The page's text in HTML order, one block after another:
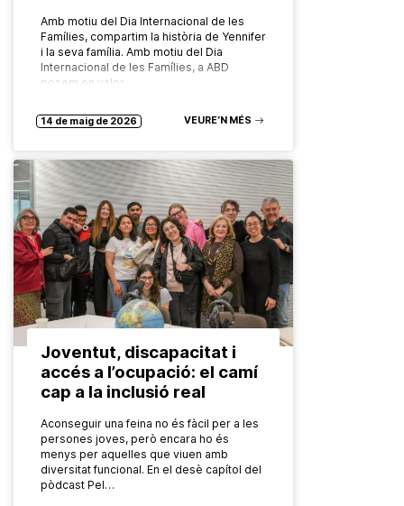
Amb motiu del Dia Internacional de les
Famílies, compartim la història de Yennifer
i la seva família. Amb motiu del Dia
Internacional de les Famílies, a ABD
posem en valor…
14 de maig de 2026 VEURE’N MÉS
Joventut, discapacitat i
accés a l’ocupació: el camí
cap a la inclusió real
Aconseguir una feina no és fàcil per a les
persones joves, però encara ho és
menys per aquelles que viuen amb
diversitat funcional. En el desè capítol del
pòdcast Pel…